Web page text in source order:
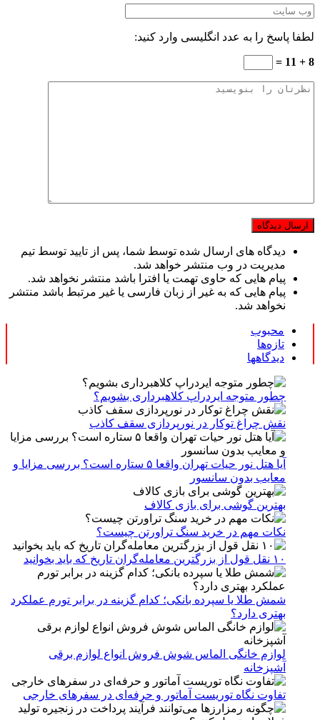
لطفا پاسخ را به عدد انگلیسی وارد کنید:
8 + 11 =
دیدگاه های ارسال شده توسط شما، پس از تایید توسط تیم
مدیریت در وب منتشر خواهد شد.
پیام هایی که حاوی تهمت یا افترا باشد منتشر نخواهد شد.
پیام هایی که به غیر از زبان فارسی یا غیر مرتبط باشد منتشر
نخواهد شد.
محبوب
تازه‌ها
دیدگاهها
چطور متوجه ایردراپ کلاهبرداری بشویم؟
نقش چراغ توکار در نورپردازی سقف کاذب
آیا هتل نور حیات تهران واقعا ۵ ستاره است؟ بررسی مزایا و
معایب بدون سانسور
بهترین گوشی برای بازی کالاف
نکات مهم در خرید سنگ تراورتن چیست؟
۱۰ نقل قول از بزرگترین معامله‌گران تاریخ که باید بخوانید
شمش طلا یا سپرده بانکی؛ کدام گزینه در برابر تورم عملکرد
بهتری دارد؟
لوازم خانگی الماس شوش فروش انواع لوازم برقی
آشپزخانه
تفاوت نگاه توریست آماتور و حرفه‌ای در سفرهای خارجی